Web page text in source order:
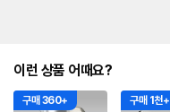
이런 상품 어때요?
구매 360+ 구매 1천+